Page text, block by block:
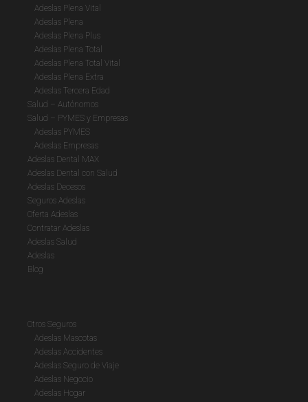
Adeslas Plena Vital
Adeslas Plena
Adeslas Plena Plus
Adeslas Plena Total
Adeslas Plena Total Vital
Adeslas Plena Extra
Adeslas Tercera Edad
Salud – Autónomos
Salud – PYMES y Empresas
Adeslas PYMES
Adeslas Empresas
Adeslas Dental MAX
Adeslas Dental con Salud
Adeslas Decesos
Seguros Adeslas
Oferta Adeslas
Contratar Adeslas
Adeslas Salud
Adeslas
Blog
Otros Seguros
Adeslas Mascotas
Adeslas Accidentes
Adeslas Seguro de Viaje
Adeslas Negocio
Adeslas Hogar